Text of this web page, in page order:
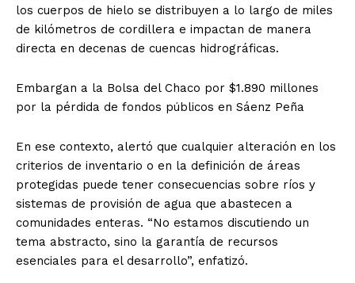
los cuerpos de hielo se distribuyen a lo largo de miles
de kilómetros de cordillera e impactan de manera
directa en decenas de cuencas hidrográficas.
Embargan a la Bolsa del Chaco por $1.890 millones
por la pérdida de fondos públicos en Sáenz Peña
En ese contexto, alertó que cualquier alteración en los
criterios de inventario o en la definición de áreas
protegidas puede tener consecuencias sobre ríos y
sistemas de provisión de agua que abastecen a
comunidades enteras. “No estamos discutiendo un
tema abstracto, sino la garantía de recursos
esenciales para el desarrollo”, enfatizó.